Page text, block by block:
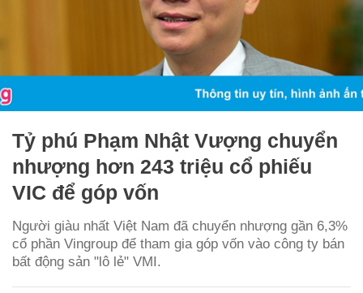
Tỷ phú Phạm Nhật Vượng chuyển
nhượng hơn 243 triệu cổ phiếu
VIC để góp vốn
Người giàu nhất Việt Nam đã chuyển nhượng gần 6,3%
cổ phần Vingroup để tham gia góp vốn vào công ty bán
bất động sản "lô lẻ" VMI.